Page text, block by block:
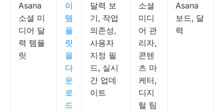
Asana
소셜 미
디어 달
력 템플
릿
이
템
플
릿
을
다
운
로
드
달력 보
기, 작업
의존성,
사용자
지정 필
드, 실시
간 업데
이트
소셜
미디
어 관
리자,
콘텐
츠 마
케터,
디지
털 팀
Asana
보드, 달
력